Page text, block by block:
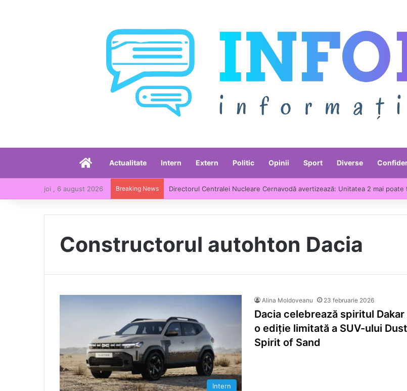
AcasăActualitate Intern Extern Politic Opinii Sport Diverse
joi , 6 august 2026 Breaking News Directorul Centralei Nucleare Cernavodă avertizează: Unitatea 2 mai
Constructorul autohton Dacia
Intern
Alina Moldoveanu 23 februarie 2026
Dacia celebrează spiritul Dakar
o ediție limitată a SUV-ului
Spirit of Sand